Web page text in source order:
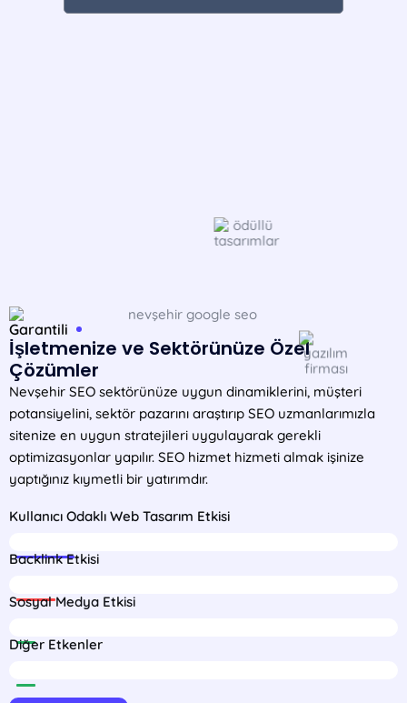
Garantili
İşletmenize ve Sektörünüze Özel
Çözümler
Nevşehir SEO sektörünüze uygun dinamiklerini, müşteri
potansiyelini, sektör pazarını araştırıp SEO uzmanlarımızla
sitenize en uygun stratejileri uygulayarak gerekli
optimizasyonlar yapılır. SEO hizmet hizmeti almak işinize
yaptığınız kıymetli bir yatırımdır.
Kullanıcı Odaklı Web Tasarım Etkisi
Backlink Etkisi
Sosyal Medya Etkisi
Diğer Etkenler